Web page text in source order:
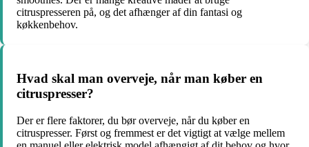
citruspresseren på, og det afhænger af din fantasi og
køkkenbehov.
Hvad skal man overveje, når man køber en
citruspresser?
Der er flere faktorer, du bør overveje, når du køber en
citruspresser. Først og fremmest er det vigtigt at vælge mellem